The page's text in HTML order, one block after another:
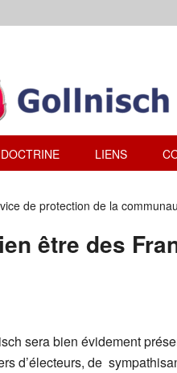
DOCTRINE LIENS
de protection de la
être des
sera bien évidement
d’électeurs, de